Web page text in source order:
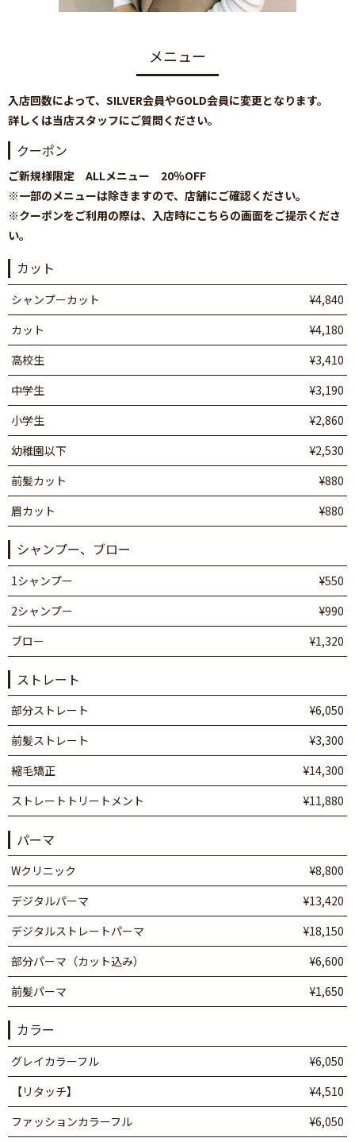
メニュー
入店回数によって、SILVER会員やGOLD会員に変更となります。
詳しくは当店スタッフにご質問ください。
クーポン
ご新規様限定 ALLメニュー 20％OFF
※一部のメニューは除きますので、店舗にご確認ください。
※クーポンをご利用の際は、入店時にこちらの画面をご提示くださ
い。
カット
シャンプーカット
¥4,840
カット
¥4,180
高校生
¥3,410
中学生
¥3,190
小学生
¥2,860
幼稚園以下
¥2,530
前髪カット
¥880
眉カット
¥880
シャンプー、ブロー
1シャンプー
¥550
2シャンプー
¥990
ブロー
¥1,320
ストレート
部分ストレート
¥6,050
前髪ストレート
¥3,300
縮毛矯正
¥14,300
ストレートトリートメント
¥11,880
パーマ
Wクリニック
¥8,800
デジタルパーマ
¥13,420
デジタルストレートパーマ
¥18,150
部分パーマ（カット込み）
¥6,600
前髪パーマ
¥1,650
カラー
グレイカラーフル
¥6,050
【リタッチ】
¥4,510
ファッションカラーフル
¥6,050